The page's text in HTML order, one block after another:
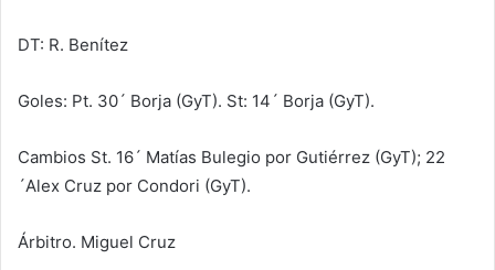
DT: R. Benítez
Goles: Pt. 30´ Borja (GyT). St: 14´ Borja (GyT).
Cambios St. 16´ Matías Bulegio por Gutiérrez (GyT); 22
´Alex Cruz por Condori (GyT).
Árbitro. Miguel Cruz